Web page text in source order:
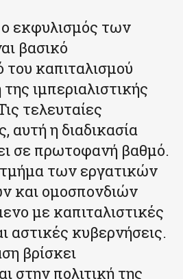
εκφυλισμός των
βασικό
του καπιταλισμού
ιμπεριαλιστικής
τελευταίες
αυτή η διαδικασία
σε πρωτοφανή βαθμό.
των εργατικών
και ομοσπονδιών
με καπιταλιστικές
αστικές κυβερνήσεις.
βρίσκει
στην πολιτική της